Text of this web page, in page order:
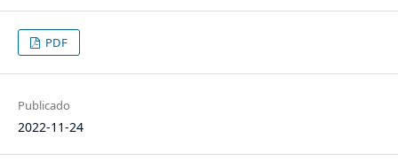
PDF
Publicado
2022-11-24